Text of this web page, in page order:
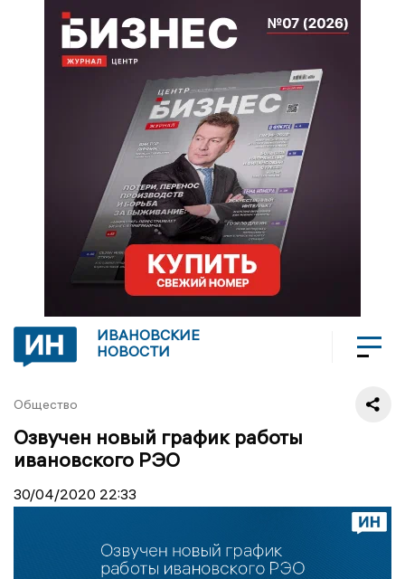
ИВАНОВСКИЕ
НОВОСТИ
Общество
Озвучен новый график работы
ивановского РЭО
30/04/2020 22:33